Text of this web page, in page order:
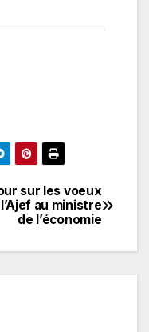
sur les voeux
au ministre
de l’économie